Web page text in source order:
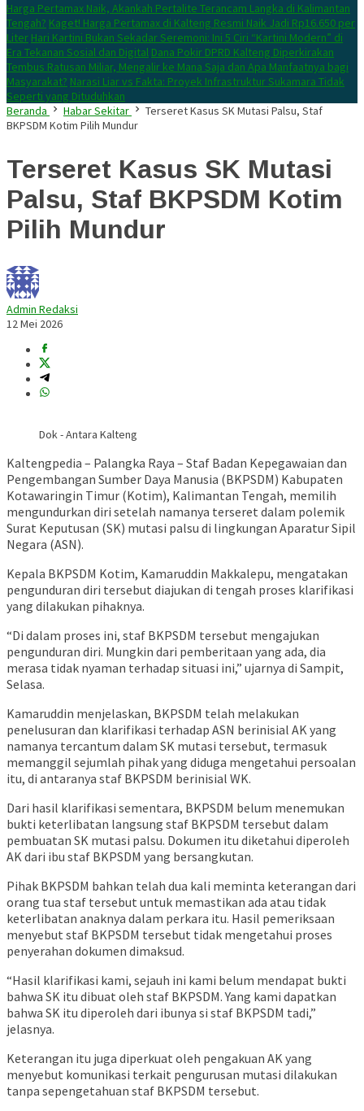
Harga Pertamax Naik, Akankah Pertalite Terancam Langka di Kalimantan
Tengah? Kaget! Harga Pertamax di Kalteng Resmi Naik Jadi Rp16.650 per
Liter Hari Kartini Bukan Sekadar Seremoni: Ini 5 Ciri “Kartini Modern” di
Era Tekanan Sosial dan Digital Dana Pokir DPRD Kalteng Diperkirakan
Tembus Ratusan Miliar, Mengalir ke Mana Saja dan Apa Manfaatnya bagi
Masyarakat? Narasi Liar vs Fakta: Proyek Infrastruktur Sukamara Tidak
Seperti yang Dituduhkan
Beranda
Habar Sekitar
Terseret Kasus SK Mutasi Palsu, Staf
BKPSDM Kotim Pilih Mundur
Terseret Kasus SK Mutasi
Palsu, Staf BKPSDM Kotim
Pilih Mundur
Admin Redaksi
12 Mei 2026
Dok - Antara Kalteng
Kaltengpedia – Palangka Raya – Staf Badan Kepegawaian dan
Pengembangan Sumber Daya Manusia (BKPSDM) Kabupaten
Kotawaringin Timur (Kotim), Kalimantan Tengah, memilih
mengundurkan diri setelah namanya terseret dalam polemik
Surat Keputusan (SK) mutasi palsu di lingkungan Aparatur Sipil
Negara (ASN).
Kepala BKPSDM Kotim, Kamaruddin Makkalepu, mengatakan
pengunduran diri tersebut diajukan di tengah proses klarifikasi
yang dilakukan pihaknya.
“Di dalam proses ini, staf BKPSDM tersebut mengajukan
pengunduran diri. Mungkin dari pemberitaan yang ada, dia
merasa tidak nyaman terhadap situasi ini,” ujarnya di Sampit,
Selasa.
Kamaruddin menjelaskan, BKPSDM telah melakukan
penelusuran dan klarifikasi terhadap ASN berinisial AK yang
namanya tercantum dalam SK mutasi tersebut, termasuk
memanggil sejumlah pihak yang diduga mengetahui persoalan
itu, di antaranya staf BKPSDM berinisial WK.
Dari hasil klarifikasi sementara, BKPSDM belum menemukan
bukti keterlibatan langsung staf BKPSDM tersebut dalam
pembuatan SK mutasi palsu. Dokumen itu diketahui diperoleh
AK dari ibu staf BKPSDM yang bersangkutan.
Pihak BKPSDM bahkan telah dua kali meminta keterangan dari
orang tua staf tersebut untuk memastikan ada atau tidak
keterlibatan anaknya dalam perkara itu. Hasil pemeriksaan
menyebut staf BKPSDM tersebut tidak mengetahui proses
penyerahan dokumen dimaksud.
“Hasil klarifikasi kami, sejauh ini kami belum mendapat bukti
bahwa SK itu dibuat oleh staf BKPSDM. Yang kami dapatkan
bahwa SK itu diperoleh dari ibunya si staf BKPSDM tadi,”
jelasnya.
Keterangan itu juga diperkuat oleh pengakuan AK yang
menyebut komunikasi terkait pengurusan mutasi dilakukan
tanpa sepengetahuan staf BKPSDM tersebut.